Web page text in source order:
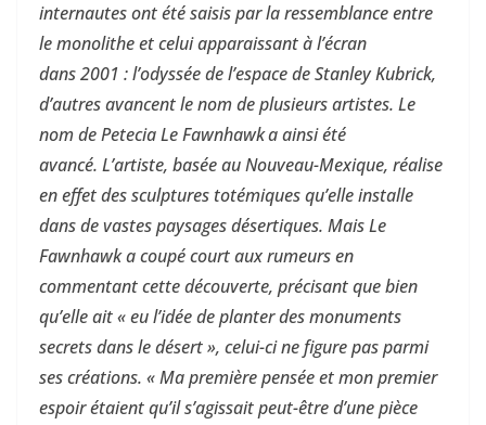
internautes ont été saisis par la ressemblance entre
le monolithe et celui apparaissant à l’écran
dans 2001 : l’odyssée de l’espace de Stanley Kubrick,
d’autres avancent le nom de plusieurs artistes. Le
nom de Petecia Le Fawnhawk a ainsi été
avancé. L’artiste, basée au Nouveau-Mexique, réalise
en effet des sculptures totémiques qu’elle installe
dans de vastes paysages désertiques. Mais Le
Fawnhawk a coupé court aux rumeurs en
commentant cette découverte, précisant que bien
qu’elle ait « eu l’idée de planter des monuments
secrets dans le désert », celui-ci ne figure pas parmi
ses créations. « Ma première pensée et mon premier
espoir étaient qu’il s’agissait peut-être d’une pièce